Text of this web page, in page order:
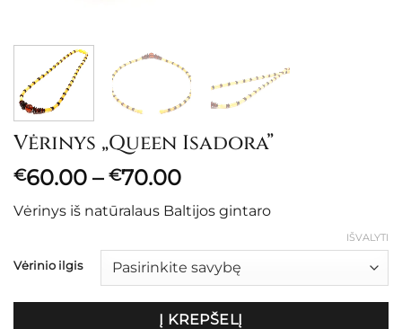
Vėrinys „Queen Isadora”
€60.00 – €70.00Price
range:
€60.00
€70.00
Vėrinys iš natūralaus Baltijos gintaro
Vėrinio ilgis
IŠVALYTI
Į KREPŠELĮ